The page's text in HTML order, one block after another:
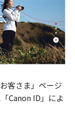
客さま」ページ
Canon ID」によ